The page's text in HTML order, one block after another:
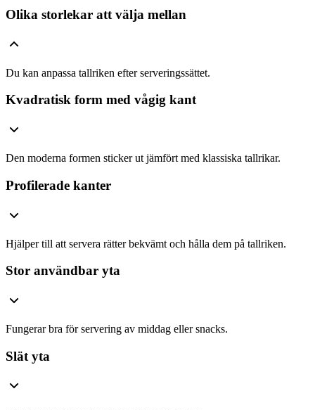
Olika storlekar att välja mellan
Du kan anpassa tallriken efter serveringssättet.
Kvadratisk form med vågig kant
Den moderna formen sticker ut jämfört med klassiska tallrikar.
Profilerade kanter
Hjälper till att servera rätter bekvämt och hålla dem på tallriken.
Stor användbar yta
Fungerar bra för servering av middag eller snacks.
Slät yta